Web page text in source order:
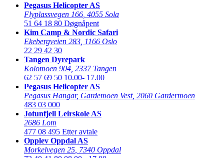
Pegasus Helicopter AS
Flyplassvegen 166 4055 Sola
51 64 18 80 Døgnåpent
Kim Camp & Nordic Safari
Ekebergveien 283 1166 Oslo
22 29 42 30
Tangen Dyrepark
Kolomoen 904 2337 Tangen
62 57 69 50 10.00- 17.00
Pegasus Helicopter AS
Pegasus Hangar, Gardemoen Vest, 2060 Gardermoen
483 03 000
Jotunfjell Leirskole AS
2686 Lom
477 08 495 Etter avtale
Opplev Oppdal AS
Morkelvegen 25 7340 Oppdal